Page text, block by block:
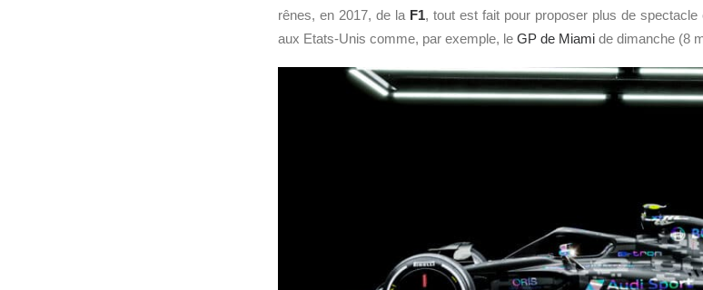
rênes, en 2017, de la F1, tout est fait pour proposer plus de
aux Etats-Unis comme, par exemple, le GP de Miami de dimanche (8